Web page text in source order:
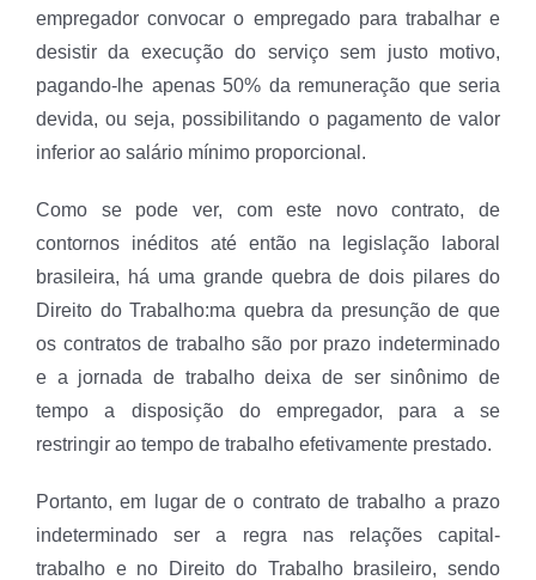
empregador convocar o empregado para trabalhar e
desistir da execução do serviço sem justo motivo,
pagando-lhe apenas 50% da remuneração que seria
devida, ou seja, possibilitando o pagamento de valor
inferior ao salário mínimo proporcional.
Como se pode ver, com este novo contrato, de
contornos inéditos até então na legislação laboral
brasileira, há uma grande quebra de dois pilares do
Direito do Trabalho:ma quebra da presunção de que
os contratos de trabalho são por prazo indeterminado
e a jornada de trabalho deixa de ser sinônimo de
tempo a disposição do empregador, para a se
restringir ao tempo de trabalho efetivamente prestado.
Portanto, em lugar de o contrato de trabalho a prazo
indeterminado ser a regra nas relações capital-
trabalho e no Direito do Trabalho brasileiro, sendo